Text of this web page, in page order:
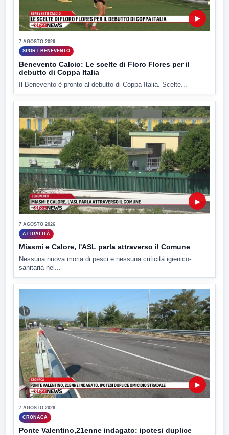
▶
7 AGOSTO 2026
SPORT BENEVENTO
Benevento Calcio: Le scelte di Floro Flores per il
debutto di Coppa Italia
Il Benevento è pronto al debutto di Coppa Italia. Scelte...
▶
7 AGOSTO 2026
ATTUALITÀ
Miasmi e Calore, l'ASL parla attraverso il Comune
Nessuna nuova moria di pesci e nessuna criticità igienico-
sanitaria nel...
▶
7 AGOSTO 2026
CRONACA
Ponte Valentino,21enne indagato: ipotesi duplice